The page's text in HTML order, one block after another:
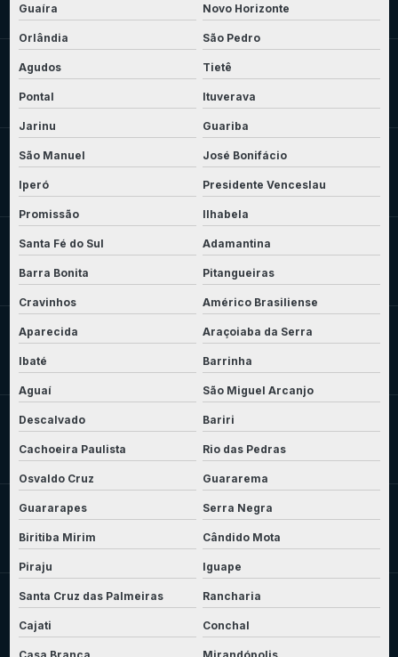
Guaíra Novo Horizonte
Orlândia São Pedro
Agudos Tietê
Pontal Ituverava
Jarinu Guariba
São Manuel José Bonifácio
Iperó Presidente Venceslau
Promissão Ilhabela
Santa Fé do Sul Adamantina
Barra Bonita Pitangueiras
Cravinhos Américo Brasiliense
Aparecida Araçoiaba da Serra
Ibaté Barrinha
Aguaí São Miguel Arcanjo
Descalvado Bariri
Cachoeira Paulista Rio das Pedras
Osvaldo Cruz Guararema
Guararapes Serra Negra
Biritiba Mirim Cândido Mota
Piraju Iguape
Santa Cruz das Palmeiras Rancharia
Cajati Conchal